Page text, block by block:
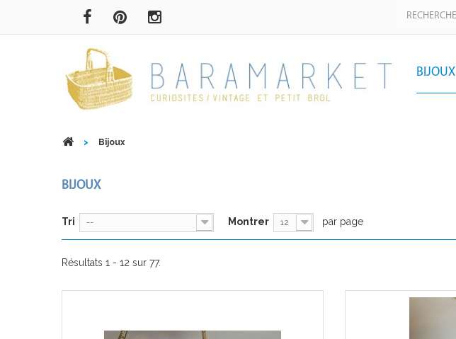
BIJOUX
> Bijoux
BIJOUX
Tri -- Montrer 12 par page
Résultats 1 - 12 sur 77.